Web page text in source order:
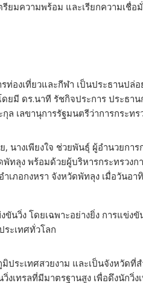
ยมความพร้อม และเรียกความเชื่
องเที่ยวและกีฬา เป็นประธานปล่
ยมี ดร.นาที รัชกิจประการ ประธา
เลขานุการรัฐมนตรีว่าการกระทร
นางเพียงใจ ช่วยพันธุ์ ผู้อำนวยกา
ลุง พร้อมด้วยผู้บริหารกระทรวงก
เภอกงหรา จังหวัดพัทลุง เมื่อวันอ
วิ่ง โดยเฉพาะอย่างยิ่ง การแข่งขั
ะเทศทั่วโลก
ระเทศสวยงาม และเป็นจังหวัดที่
เทรลที่มีมาตรฐานสูง เพื่อดึงนักวิ่ง